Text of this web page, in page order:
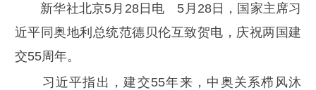
新华社北京5月28日电 5月28日，国家主席习
近平同奥地利总统范德贝伦互致贺电，庆祝两国建
交55周年。
习近平指出，建交55年来，中奥关系栉风沐